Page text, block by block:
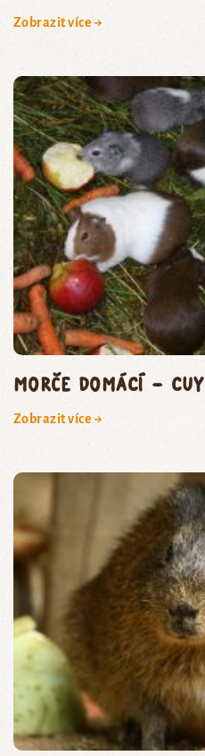
Zobrazit více →
morče domácí – cuy
Zobrazit více →